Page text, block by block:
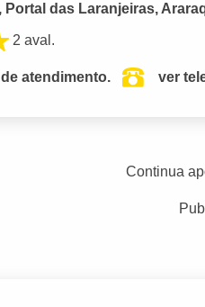
Portal das Laranjeiras,
2 aval.
atendimento. ver
Continua